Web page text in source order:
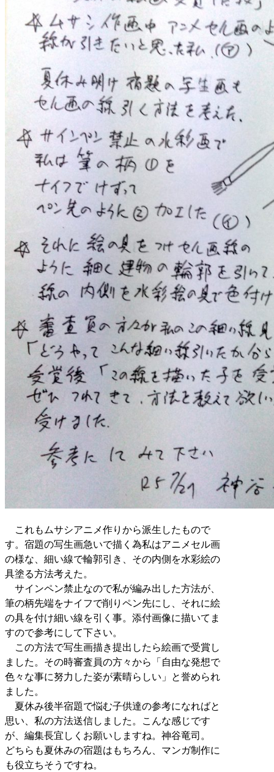
これもムサシアニメ作りから派生したもので
す。宿題の写生画急いで描く為私はアニメセル画
の様な、細い線で輪郭引き、その内側を水彩絵の
具塗る方法考えた。
サインペン禁止なので私が編み出した方法が、
筆の柄先端をナイフで削りペン先にし、それに絵
の具を付け細い線を引く事。添付画像に描いてま
すので参考にして下さい。
この方法で写生画描き提出したら絵画で受賞し
ました。その時審査員の方々から「自由な発想で
色々な事に努力した姿が素晴らしい」と誉められ
ました。
夏休み後半宿題で悩む子供達の参考になればと
思い、私の方法送信しました。こんな感じです
が、編集長宜しくお願いしますね。神谷竜司。
どちらも夏休みの宿題はもちろん、マンガ制作に
も役立ちそうですね。